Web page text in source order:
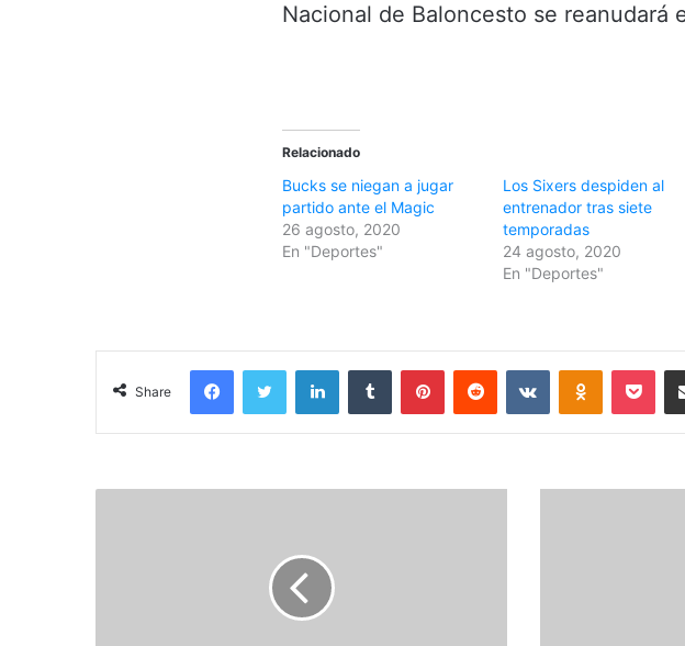
Nacional de Baloncesto se reanudará
Relacionado
Bucks se niegan a jugar
partido ante el Magic
26 agosto, 2020
En "Deportes"
Los Sixers despiden al
entrenador tras siete
temporadas
24 agosto, 2020
En "Deportes"
Share